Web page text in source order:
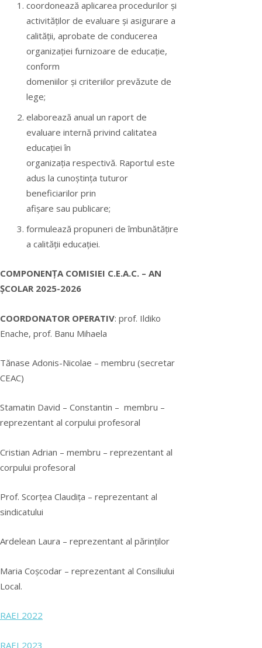
coordonează aplicarea procedurilor şi
activităților de evaluare şi asigurare a
calității, aprobate de conducerea
organizației furnizoare de educație,
conform
domeniilor şi criteriilor prevăzute de
lege;
elaborează anual un raport de
evaluare internă privind calitatea
educației în
organizația respectivă. Raportul este
adus la cunoștința tuturor
beneficiarilor prin
afișare sau publicare;
formulează propuneri de îmbunătățire
a calității educației.
COMPONENȚA COMISIEI C.E.A.C. – AN
ȘCOLAR 2025-2026
COORDONATOR OPERATIV: prof. Ildiko
Enache, prof. Banu Mihaela
Tănase Adonis-Nicolae – membru (secretar
CEAC)
Stamatin David – Constantin – membru –
reprezentant al corpului profesoral
Cristian Adrian – membru – reprezentant al
corpului profesoral
Prof. Scorțea Claudița – reprezentant al
sindicatului
Ardelean Laura – reprezentant al părinților
Maria Coșcodar – reprezentant al Consiliului
Local.
RAEI 2022
RAEI 2023